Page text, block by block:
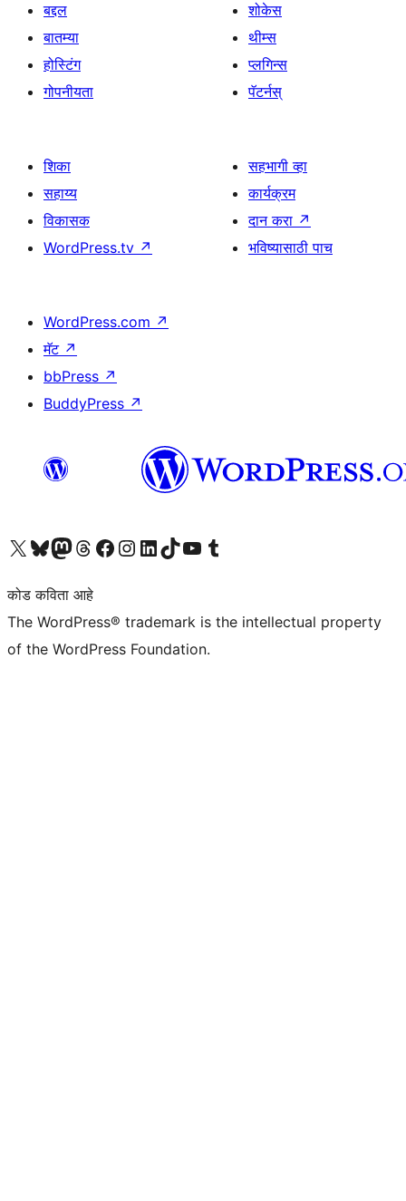
बद्दल
बातम्या
होस्टिंग
गोपनीयता
शोकेस
थीम्स
प्लगिन्स
पॅटर्नस्
शिका
सहाय्य
विकासक
WordPress.tv ↗
सहभागी व्हा
कार्यक्रम
दान करा ↗
भविष्यासाठी पाच
WordPress.com ↗
मॅट ↗
bbPress ↗
BuddyPress ↗
आमच्या X (एक्स) (पूर्वीचे ट्विटर) खात्याला भेट द्या आमच्या ब्लूस्की खात्याला भेट द्या.आमच्या Mastodon खात्याला भेट द्या.आमच्या थ्रेड्स खात्याला भेट द्या. आमच्या फेसबुक पेजला भेट द्या आमच्या इंस्टाग्राम खात्याला भेट द्या आमच्या लिंक्डइन खात्याला भेट द्या आमच्या टिकटॉक अकाउंटला भेट द्या.आमच्या यूट्यूब चॅनेलला भेट द्या आमच्या टंबलर खात्याला भेट द्या.
कोड कविता आहे
The WordPress® trademark is the intellectual property
of the WordPress Foundation.